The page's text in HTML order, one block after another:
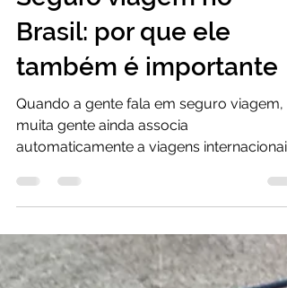
Do Norte Ao Norte
Seguro viagem no
Brasil: por que ele
também é importante
Quando a gente fala em seguro viagem,
muita gente ainda associa
automaticamente a viagens
Mas a verdade é que viajar pelo Brasil
também envolve riscos, deslocamentos